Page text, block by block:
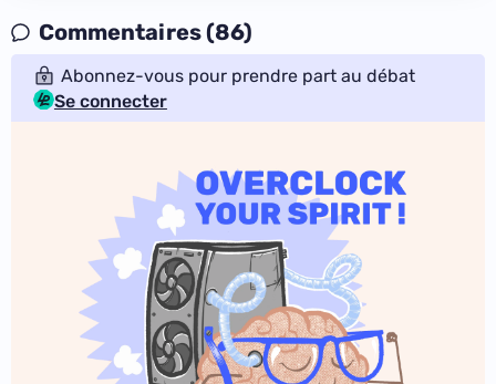
Commentaires (86)
Abonnez-vous pour prendre part au débat
Se connecter